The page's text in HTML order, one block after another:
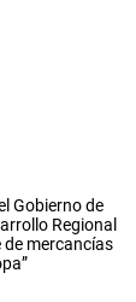
Gobierno de
Regional
mercancías